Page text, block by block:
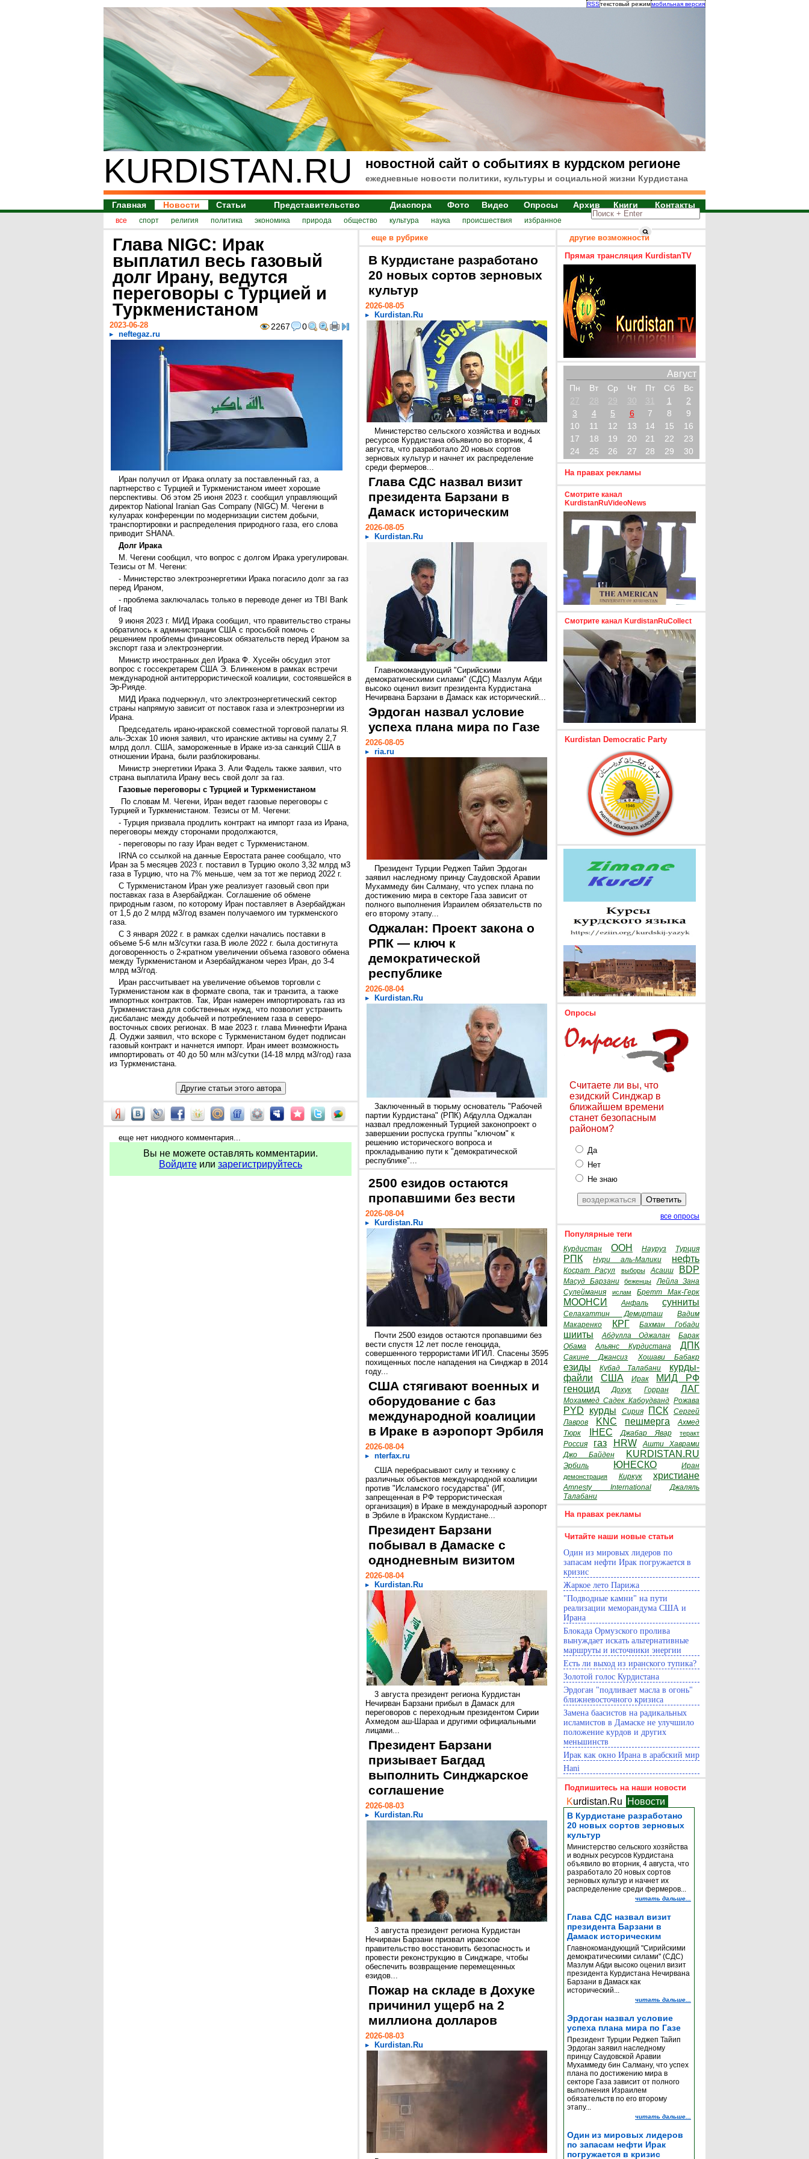
RSSтекстовый режиммобильная версия
KURDISTAN.RU новостной сайт о событиях в курдском регионе
ежедневные новости политики, культуры и социальной жизни Курдистана
Главная Новости Статьи Представительство Диаспора Фото Видео Опросы Архив Книги Контакты
все спорт религия политика экономика природа общество культура наука происшествия избранное
Глава NIGC: Ирак
выплатил весь газовый
долг Ирану, ведутся
переговоры с Турцией и
Туркменистаном
2267 0
2023-06-28
neftegaz.ru
Иран получил от Ирака оплату за поставленный газ, а
партнерство с Турцией и Туркменистаном имеет хорошие
перспективы. Об этом 25 июня 2023 г. сообщил управляющий
директор National Iranian Gas Company (NIGC) М. Чегени в
кулуарах конференции по модернизации систем добычи,
транспортировки и распределения природного газа, его слова
приводит SHANA.
Долг Ирака
М. Чегени сообщил, что вопрос с долгом Ирака урегулирован.
Тезисы от М. Чегени:
- Министерство электроэнергетики Ирака погасило долг за газ
перед Ираном,
- проблема заключалась только в переводе денег из TBI Bank
of Iraq
9 июня 2023 г. МИД Ирака сообщил, что правительство страны
обратилось к администрации США с просьбой помочь с
решением проблемы финансовых обязательств перед Ираном за
экспорт газа и электроэнергии.
Министр иностранных дел Ирака Ф. Хусейн обсудил этот
вопрос с госсекретарем США Э. Блинкеном в рамках встречи
международной антитеррористической коалиции, состоявшейся в
Эр-Рияде.
МИД Ирака подчеркнул, что электроэнергетический сектор
страны напрямую зависит от поставок газа и электроэнергии из
Ирана.
Председатель ирано-иракской совместной торговой палаты Я.
аль-Эсхак 10 июня заявил, что иранские активы на сумму 2,7
млрд долл. США, замороженные в Ираке из-за санкций США в
отношении Ирана, были разблокированы.
Министр энергетики Ирака З. Али Фадель также заявил, что
страна выплатила Ирану весь свой долг за газ.
Газовые переговоры с Турцией и Туркменистаном
По словам М. Чегени, Иран ведет газовые переговоры с
Турцией и Туркменистаном. Тезисы от М. Чегени:
- Турция призвала продлить контракт на импорт газа из Ирана,
переговоры между сторонами продолжаются,
- переговоры по газу Иран ведет с Туркменистаном.
IRNA со ссылкой на данные Евростата ранее сообщало, что
Иран за 5 месяцев 2023 г. поставил в Турцию около 3,32 млрд м3
газа в Турцию, что на 7% меньше, чем за тот же период 2022 г.
С Туркменистаном Иран уже реализует газовый своп при
поставках газа в Азербайджан. Соглашение об обмене
природным газом, по которому Иран поставляет в Азербайджан
от 1,5 до 2 млрд м3/год взамен получаемого им туркменского
газа.
С 3 января 2022 г. в рамках сделки начались поставки в
объеме 5-6 млн м3/сутки газа.В июле 2022 г. была достигнута
договоренность о 2-кратном увеличении объема газового обмена
между Туркменистаном и Азербайджаном через Иран, до 3-4
млрд м3/год.
Иран рассчитывает на увеличение объемов торговли с
Туркменистаном как в формате свопа, так и транзита, а также
импортных контрактов. Так, Иран намерен импортировать газ из
Туркменистана для собственных нужд, что позволит устранить
дисбаланс между добычей и потреблением газа в северо-
восточных своих регионах. В мае 2023 г. глава Миннефти Ирана
Д. Оуджи заявил, что вскоре с Туркменистаном будет подписан
газовый контракт и начнется импорт. Иран имеет возможность
импортировать от 40 до 50 млн м3/сутки (14-18 млрд м3/год) газа
из Туркменистана.
еще нет ниодного комментария...
Вы не можете оставлять комментарии.
Войдите или зарегистрируйтесь
еще в рубрике
В Курдистане разработано
20 новых сортов зерновых
культур
2026-08-05
Kurdistan.Ru
Министерство сельского хозяйства и водных
ресурсов Курдистана объявило во вторник, 4
августа, что разработало 20 новых сортов
зерновых культур и начнет их распределение
среди фермеров...
Глава СДС назвал визит
президента Барзани в
Дамаск историческим
2026-08-05
Kurdistan.Ru
Главнокомандующий "Сирийскими
демократическими силами" (СДС) Мазлум Абди
высоко оценил визит президента Курдистана
Нечирвана Барзани в Дамаск как исторический...
Эрдоган назвал условие
успеха плана мира по Газе
2026-08-05
ria.ru
Президент Турции Реджеп Тайип Эрдоган
заявил наследному принцу Саудовской Аравии
Мухаммеду бин Салману, что успех плана по
достижению мира в секторе Газа зависит от
полного выполнения Израилем обязательств по
его второму этапу...
Оджалан: Проект закона о
РПК — ключ к
демократической
республике
2026-08-04
Kurdistan.Ru
Заключенный в тюрьму основатель "Рабочей
партии Курдистана" (РПК) Абдулла Оджалан
назвал предложенный Турцией законопроект о
завершении роспуска группы "ключом" к
решению исторического вопроса и
прокладыванию пути к "демократической
республике"...
2500 езидов остаются
пропавшими без вести
2026-08-04
Kurdistan.Ru
Почти 2500 езидов остаются пропавшими без
вести спустя 12 лет после геноцида,
совершенного террористами ИГИЛ. Спасены 3595
похищенных после нападения на Синджар в 2014
году...
США стягивают военных и
оборудование с баз
международной коалиции
в Ираке в аэропорт Эрбиля
2026-08-04
nterfax.ru
США перебрасывают силу и технику с
различных объектов международной коалиции
против "Исламского государства" (ИГ,
запрещенная в РФ террористическая
организация) в Ираке в международный аэропорт
в Эрбиле в Иракском Курдистане...
Президент Барзани
побывал в Дамаске с
однодневным визитом
2026-08-04
Kurdistan.Ru
3 августа президент региона Курдистан
Нечирван Барзани прибыл в Дамаск для
переговоров с переходным президентом Сирии
Ахмедом аш-Шараа и другими официальными
лицами...
Президент Барзани
призывает Багдад
выполнить Синджарское
соглашение
2026-08-03
Kurdistan.Ru
3 августа президент региона Курдистан
Нечирван Барзани призвал иракское
правительство восстановить безопасность и
провести реконструкцию в Синджаре, чтобы
обеспечить возвращение перемещенных
езидов...
Пожар на складе в Дохуке
причинил ущерб на 2
миллиона долларов
2026-08-03
Kurdistan.Ru
другие возможности
Прямая трансляция KurdistanTV
Август
Пн Вт Ср Чт Пт Сб
Вс
27
28 29 30 31 1
2
3
4 5 6 7 8
9
10
11 12 13 14 15
16
17
18 19 20 21 22
23
24
25 26 27 28 29 30
На правах рекламы
Смотрите канал
KurdistanRuVideoNews
Смотрите канал KurdistanRuCollect
Kurdistan Democratic Party
Опросы
Считаете ли вы, что
езидский Синджар в
ближайшем времени
станет безопасным
районом?
Да
Нет
Не знаю
все опросы
Популярные теги
Курдистан ООН Науруз Турция
РПК Нури аль-Малики нефть
Косрат Расул выборы Асаиш BDP
Масуд Барзани беженцы
Лейла Зана
Сулеймания
ислам Бретт Мак-Герк
МООНСИ Анфаль сунниты
Селахаттин Демирташ
Вадим
Макаренко
КРГ Бахман Гобади
шииты Абдулла Оджалан
Барак
Обама
Альянс Курдистана ДПК
Сакине Джансиз Хошави Бабакр
езиды Кубад Талабани
курды-
файли
США Ирак
МИД РФ
геноцид
Дохук Горран ЛАГ
Мохаммед Садек Кабоудванд Рожава
PYD курды Сирия ПСК
Сергей
Лавров
KNC пешмерга
Ахмед
Тюрк
IHEC Джабар Явар теракт
Россия газ HRW
Ашти Хаврами
Джо Байден
KURDISTAN.RU
Эрбиль ЮНЕСКО Иран
демонстрация Киркук христиане
Amnesty International
Джаляль
Талабани
На правах рекламы
Читайте наши новые статьи
Один из мировых лидеров по
запасам нефти Ирак погружается в
кризис
Жаркое лето Парижа
"Подводные камни" на пути
реализации меморандума США и
Ирана
Блокада Ормузского пролива
вынуждает искать альтернативные
маршруты и источники энергии
Есть ли выход из иранского тупика?
Золотой голос Курдистана
Эрдоган "подливает масла в огонь"
ближневосточного кризиса
Замена баасистов на радикальных
исламистов в Дамаске не улучшило
положение курдов и других
меньшинств
Ирак как окно Ирана в арабский мир
Hani
Подпишитесь на наши новости
Kurdistan.Ru Новости
В Курдистане разработано
20 новых сортов зерновых
культур
Министерство сельского хозяйства
и водных ресурсов Курдистана
объявило во вторник, 4 августа, что
разработало 20 новых сортов
зерновых культур и начнет их
распределение среди фермеров...
читать дальше...
Глава СДС назвал визит
президента Барзани в
Дамаск историческим
Главнокомандующий "Сирийскими
демократическими силами" (СДС)
Мазлум Абди высоко оценил визит
президента Курдистана Нечирвана
Барзани в Дамаск как
исторический...
читать дальше...
Эрдоган назвал условие
успеха плана мира по Газе
Президент Турции Реджеп Тайип
Эрдоган заявил наследному
принцу Саудовской Аравии
Мухаммеду бин Салману, что успех
плана по достижению мира в
секторе Газа зависит от полного
выполнения Израилем
обязательств по его второму
этапу...
читать дальше...
Один из мировых лидеров
по запасам нефти Ирак
погружается в кризис